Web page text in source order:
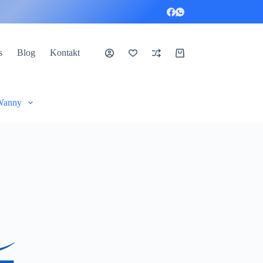
Blog Kontakt Koszyk